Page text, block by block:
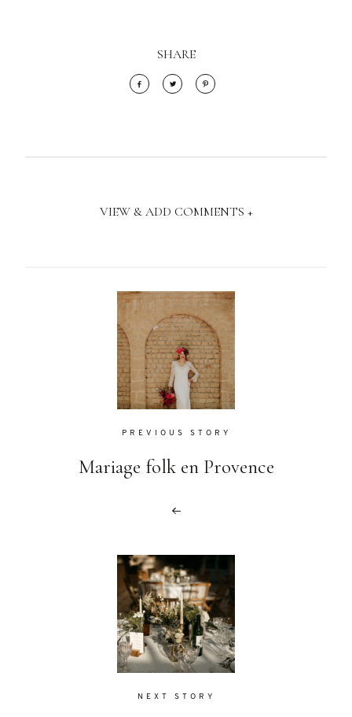
SHARE
VIEW & ADD COMMENTS +
PREVIOUS STORY
Mariage folk en Provence
NEXT STORY